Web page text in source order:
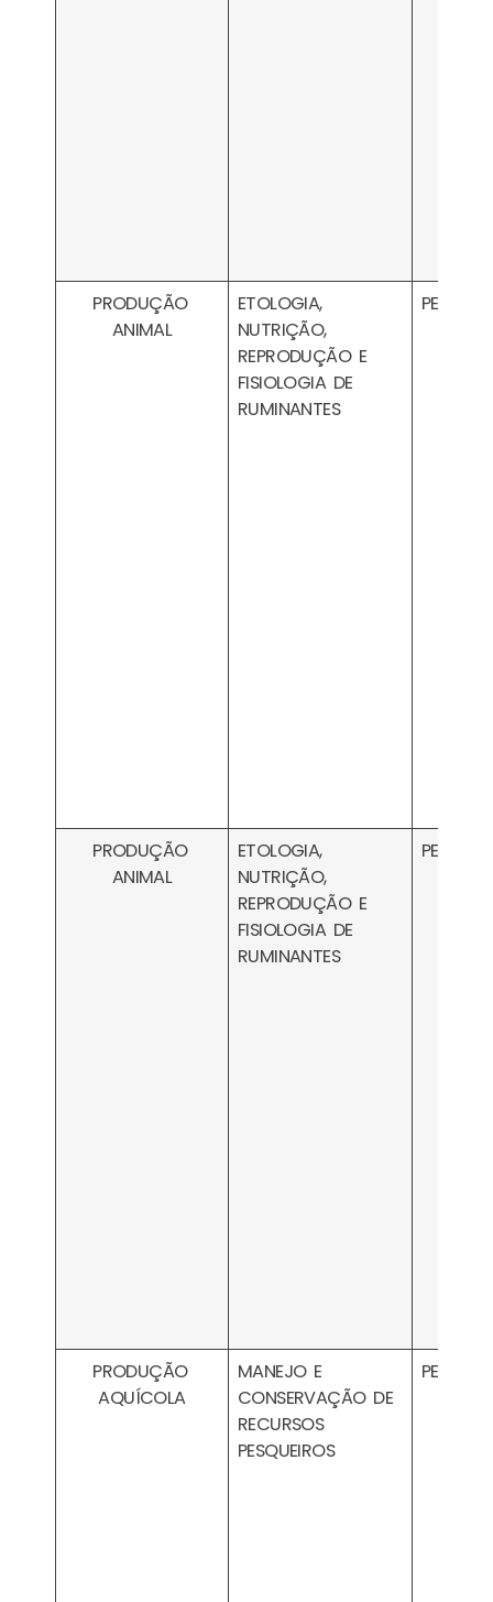
PRODUÇÃO
ANIMAL
ETOLOGIA,
NUTRIÇÃO,
REPRODUÇÃO E
FISIOLOGIA DE
RUMINANTES
PRODUÇÃO
ANIMAL
ETOLOGIA,
NUTRIÇÃO,
REPRODUÇÃO E
FISIOLOGIA DE
RUMINANTES
PRODUÇÃO
AQUÍCOLA
MANEJO E
CONSERVAÇÃO DE
RECURSOS
PESQUEIROS